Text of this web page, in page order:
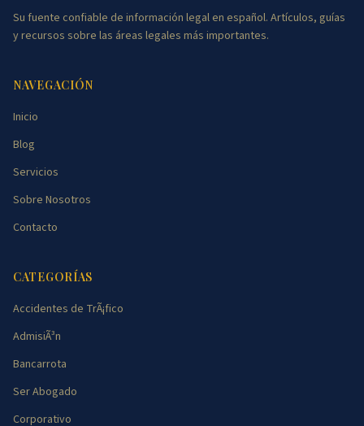
Su fuente confiable de información legal en español. Artículos, guías
y recursos sobre las áreas legales más importantes.
NAVEGACIÓN
Inicio
Blog
Servicios
Sobre Nosotros
Contacto
CATEGORÍAS
Accidentes de TrÃ¡fico
AdmisiÃ³n
Bancarrota
Ser Abogado
Corporativo